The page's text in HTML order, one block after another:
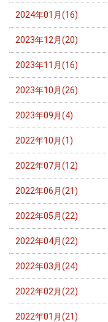
2024年01月(16)
2023年12月(20)
2023年11月(16)
2023年10月(26)
2023年09月(4)
2022年10月(1)
2022年07月(12)
2022年06月(21)
2022年05月(22)
2022年04月(22)
2022年03月(24)
2022年02月(22)
2022年01月(21)